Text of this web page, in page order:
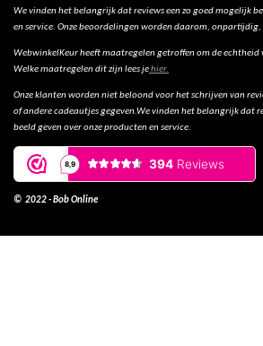
We vinden het belangrijk dat reviews een zo goed mogelijk
en service. Onze beoordelingen worden daarom, onpartijdig,
WebwinkelKeur heeft maatregelen getroffen om de echtheid
Welke maatregelen dit zijn lees jehier.
Onze klanten worden niet beloond voor het schrijven van
of andere cadeautjes gegeven.We vinden het belangrijk dat
beeld geven over onze producten en service.
© 2022 - Bob Online